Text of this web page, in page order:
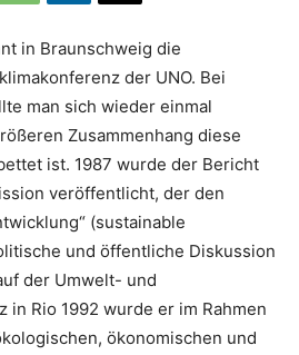
in Braunschweig die
der UNO. Bei
man sich wieder einmal
Zusammenhang diese
ist. 1987 wurde der Bericht
veröffentlicht, der den
(sustainable
und öffentliche Diskussion
der Umwelt- und
in Rio 1992 wurde er im Rahmen
ökonomischen und